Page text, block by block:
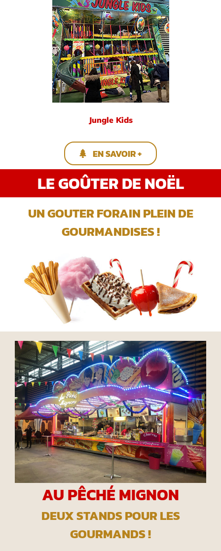
Jungle Kids
EN SAVOIR +
LE GOÛTER DE NOËL
UN GOUTER FORAIN PLEIN DE
GOURMANDISES !
AU PÊCHÉ MIGNON
DEUX STANDS POUR LES
GOURMANDS !